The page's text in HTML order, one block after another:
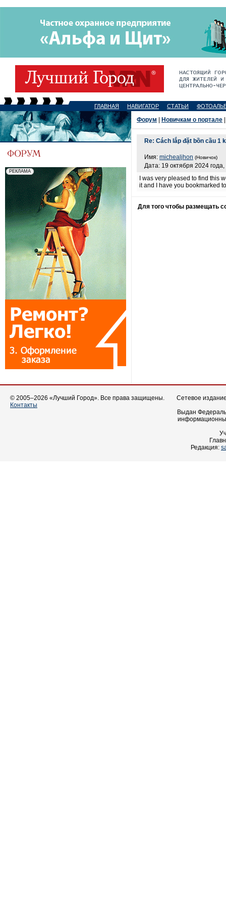
ГЛАВНАЯ НАВИГАТОР СТАТЬИ
Форум Новичкам о портале
Re: Cách lắp đặt bồn cầu 1
Имя: michealjhon (Новичок)
Дата: 19 октября 2024
I was very pleased to find this
it and I have you bookmarked
Для того чтобы размещать
© 2005–2026 «Лучший Город». Все права защищены.
Контакты
Сетевое
Выдан
Редакция: